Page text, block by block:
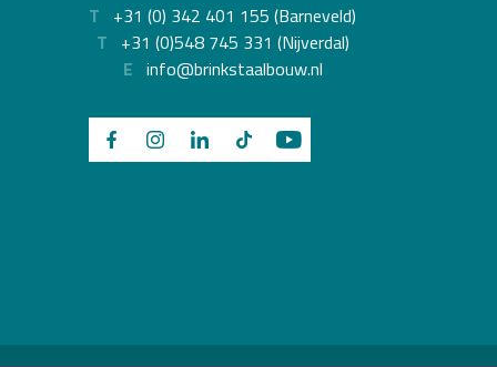
T +31 (0) 342 401 155 (Barneveld)
T +31 (0)548 745 331 (Nijverdal)
E info@brinkstaalbouw.nl